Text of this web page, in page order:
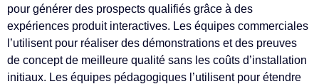
pour générer des prospects qualifiés grâce à des
expériences produit interactives. Les équipes commerciales
l’utilisent pour réaliser des démonstrations et des preuves
de concept de meilleure qualité sans les coûts d’installation
initiaux. Les équipes pédagogiques l’utilisent pour étendre